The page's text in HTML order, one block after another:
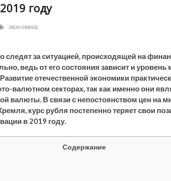
году
экономика
следят за ситуацией, происходящей на
ведь от его состояния зависит и
отечественной экономики
валютном секторах, так как именно они
валюты. В связи с непостоянством цен на
курс рубля постепенно теряет свои
в 2019 году.
Содержание